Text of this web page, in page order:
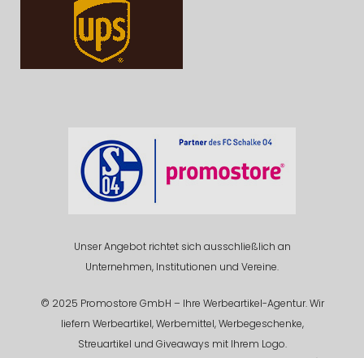
Unser Angebot richtet sich ausschließlich an
Unternehmen, Institutionen und Vereine.
© 2025 Promostore GmbH – Ihre Werbeartikel-Agentur. Wir
liefern Werbeartikel, Werbemittel, Werbegeschenke,
Streuartikel und Giveaways mit Ihrem Logo.